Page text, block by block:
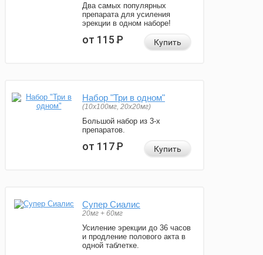
Два самых популярных
препарата для усиления
эрекции в одном наборе!
от 115Р Купить
Набор "Три в одном"
(10x100мг, 20x20мг)
Большой набор из 3-х
препаратов.
от 117Р Купить
Супер Сиалис
20мг + 60мг
Усиление эрекции до 36 часов
и продление полового акта в
одной таблетке.